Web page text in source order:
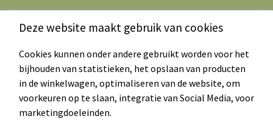
Deze website maakt gebruik van cookies
Cookies kunnen onder andere gebruikt worden voor het
bijhouden van statistieken, het opslaan van producten
in de winkelwagen, optimaliseren van de website, om
voorkeuren op te slaan, integratie van Social Media, voor
marketingdoeleinden.